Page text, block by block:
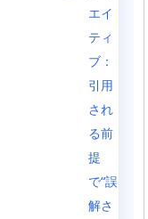
エイ
ティ
ブ：
引用
され
る前
提
で“誤
解さ